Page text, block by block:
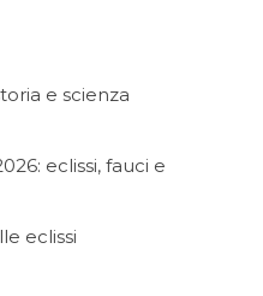
e scienza
eclissi, fauci e
eclissi